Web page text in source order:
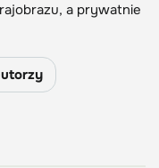
a prywatnie